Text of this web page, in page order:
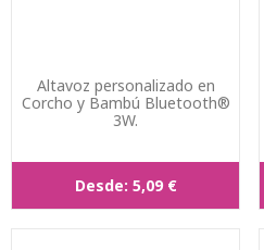
Altavoz personalizado en
Corcho y Bambú Bluetooth®
3W.
Desde: 5,09 €